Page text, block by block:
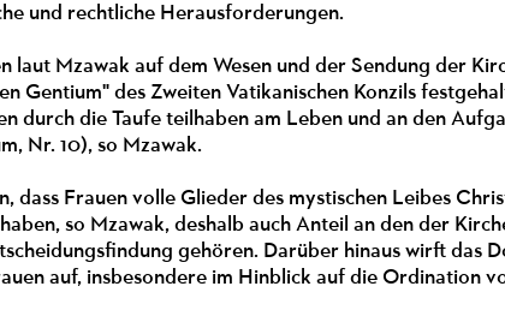
und rechtliche Herausforderungen.
laut Mzawak auf dem Wesen und der Sendung der
Gentium" des Zweiten Vatikanischen Konzils
durch die Taufe teilhaben am Leben und an den
Nr. 10), so Mzawak.
dass Frauen volle Glieder des mystischen Leibes
so Mzawak, deshalb auch Anteil an den der
gehören. Darüber hinaus wirft das
auf, insbesondere im Hinblick auf die Ordination